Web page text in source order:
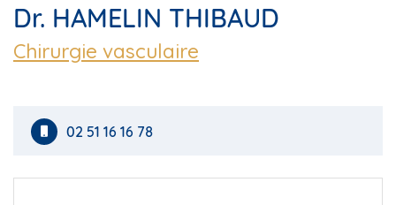
Dr. HAMELIN THIBAUD
Chirurgie vasculaire
02 51 16 16 78